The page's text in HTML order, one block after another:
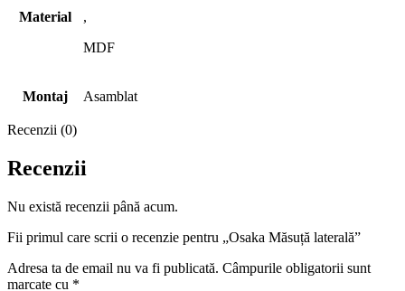
Material
,
MDF
Montaj Asamblat
Recenzii (0)
Recenzii
Nu există recenzii până acum.
Fii primul care scrii o recenzie pentru „Osaka Măsuță laterală”
Adresa ta de email nu va fi publicată. Câmpurile obligatorii sunt
marcate cu *